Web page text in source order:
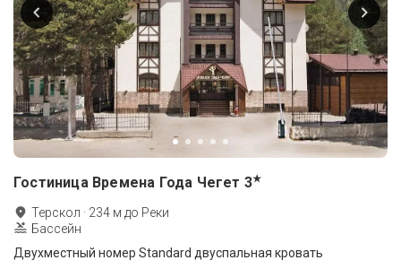
Гостиница Времена Года Чегет 3★
Терскол · 234 м до Реки
Бассейн
Двухместный номер Standard двуспальная кровать